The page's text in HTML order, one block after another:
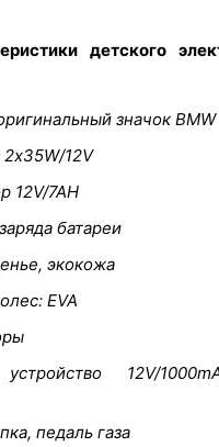
детского
значок BMW
12V
12V/7AH
батареи
экокожа
EVA
12V/
педаль газа